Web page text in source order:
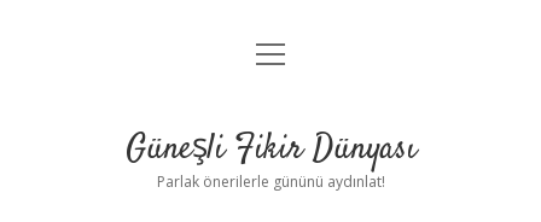
Anasayfa
Yasal Uyarı
menüyü
Güneşli Fikir Dünyası
Parlak önerilerle gününü aydınlat!